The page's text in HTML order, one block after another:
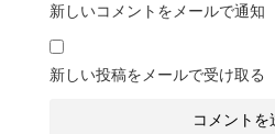
新しいコメントをメールで通知
新しい投稿をメールで受け取る